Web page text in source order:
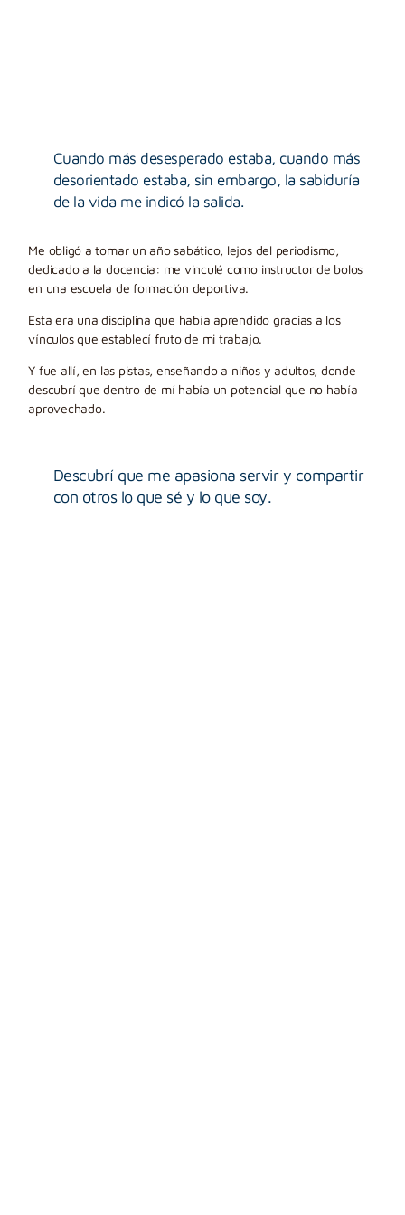
Cuando más desesperado estaba, cuando más
desorientado estaba, sin embargo, la sabiduría
de la vida me indicó la salida.
Me obligó a tomar un año sabático, lejos del periodismo,
dedicado a la docencia: me vinculé como instructor de bolos
en una escuela de formación deportiva.
Esta era una disciplina que había aprendido gracias a los
vínculos que establecí fruto de mi trabajo.
Y fue allí, en las pistas, enseñando a niños y adultos, donde
descubrí que dentro de mí había un potencial que no había
aprovechado.
Descubrí que me apasiona servir y compartir
con otros lo que sé y lo que soy.